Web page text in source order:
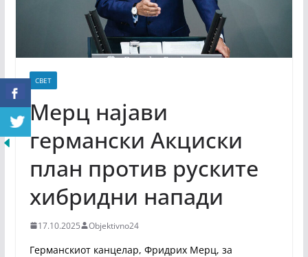
СВЕТ
Мерц најави
германски Акциски
план против руските
хибридни напади
17.10.2025 Objektivno24
Германскиот канцелар, Фридрих Мерц, за